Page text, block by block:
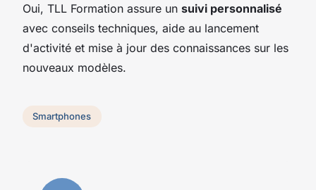
Oui, TLL Formation assure un suivi personnalisé
avec conseils techniques, aide au lancement
d'activité et mise à jour des connaissances sur les
nouveaux modèles.
Smartphones